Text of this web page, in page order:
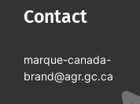
Contact
marque-canada-
brand@agr.gc.ca